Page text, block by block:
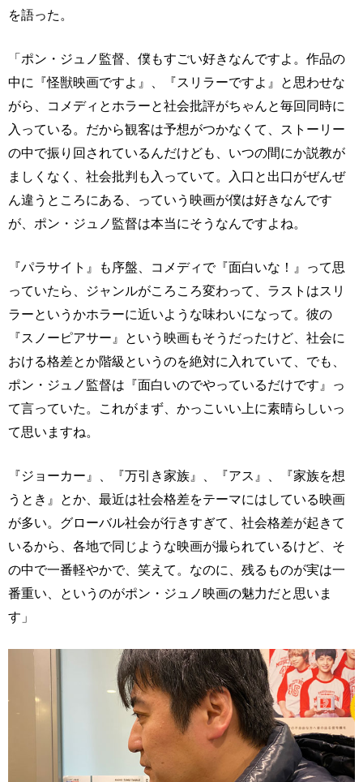
を語った。
「ポン・ジュノ監督、僕もすごい好きなんですよ。作品の
中に『怪獣映画ですよ』、『スリラーですよ』と思わせな
がら、コメディとホラーと社会批評がちゃんと毎回同時に
入っている。だから観客は予想がつかなくて、ストーリー
の中で振り回されているんだけども、いつの間にか説教が
ましくなく、社会批判も入っていて。入口と出口がぜんぜ
ん違うところにある、っていう映画が僕は好きなんです
が、ポン・ジュノ監督は本当にそうなんですよね。
『パラサイト』も序盤、コメディで『面白いな！』って思
っていたら、ジャンルがころころ変わって、ラストはスリ
ラーというかホラーに近いような味わいになって。彼の
『スノーピアサー』という映画もそうだったけど、社会に
おける格差とか階級というのを絶対に入れていて、でも、
ポン・ジュノ監督は『面白いのでやっているだけです』っ
て言っていた。これがまず、かっこいい上に素晴らしいっ
て思いますね。
『ジョーカー』、『万引き家族』、『アス』、『家族を想
うとき』とか、最近は社会格差をテーマにはしている映画
が多い。グローバル社会が行きすぎて、社会格差が起きて
いるから、各地で同じような映画が撮られているけど、そ
の中で一番軽やかで、笑えて。なのに、残るものが実は一
番重い、というのがポン・ジュノ映画の魅力だと思いま
す」